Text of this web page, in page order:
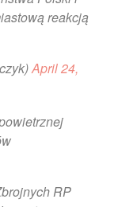
reakcją
April 24,
RP